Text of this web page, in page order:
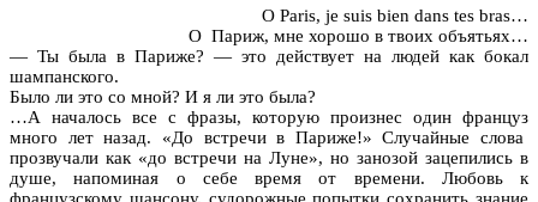
O Paris, je suis bien dans tes bras…
О Париж, мне хорошо в твоих объятьях…
— Ты была в Париже? — это действует на людей как бокал
шампанского.
Было ли это со мной? И я ли это была?
…А началось все с фразы, которую произнес один француз
много лет назад. «До встречи в Париже!» Случайные слова
прозвучали как «до встречи на Луне», но занозой зацепились в
душе, напоминая о себе время от времени. Любовь к